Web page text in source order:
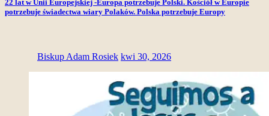
22 lat w Unii Europejskiej -Europa potrzebuje Polski. Kościół w Europie
potrzebuje świadectwa wiary Polaków. Polska potrzebuje Europy
Biskup Adam Rosiek kwi 30, 2026